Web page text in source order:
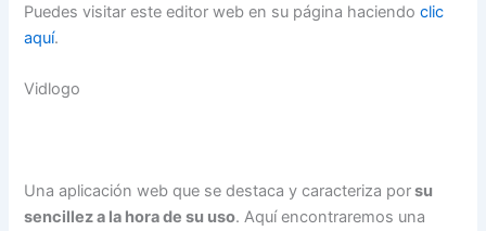
Puedes visitar este editor web en su página haciendoclic
aquí.
Vidlogo
Una aplicación web que se destaca y caracteriza porsu
sencillez a la hora de su uso. Aquí encontraremos una